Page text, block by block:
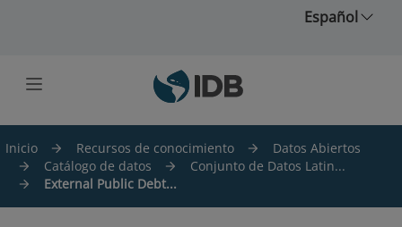
Español
Inicio Recursos de conocimiento
Datos Abiertos
Catálogo de datos
Conjunto de Datos Latin...
External Public Debt...